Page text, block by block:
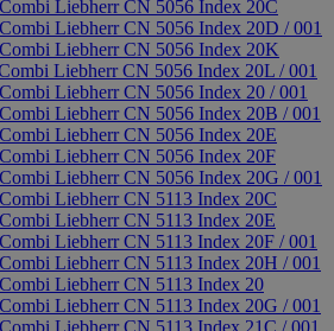
Liebherr CN 5056 Index 20C
Liebherr CN 5056 Index 20D / 001
Liebherr CN 5056 Index 20K
Liebherr CN 5056 Index 20L / 001
Liebherr CN 5056 Index 20 / 001
Liebherr CN 5056 Index 20B / 001
Liebherr CN 5056 Index 20E
Liebherr CN 5056 Index 20F
Liebherr CN 5056 Index 20G / 001
Liebherr CN 5113 Index 20C
Liebherr CN 5113 Index 20E
Liebherr CN 5113 Index 20F / 001
Liebherr CN 5113 Index 20H / 001
Liebherr CN 5113 Index 20
Liebherr CN 5113 Index 20G / 001
Liebherr CN 5113 Index 21C / 001